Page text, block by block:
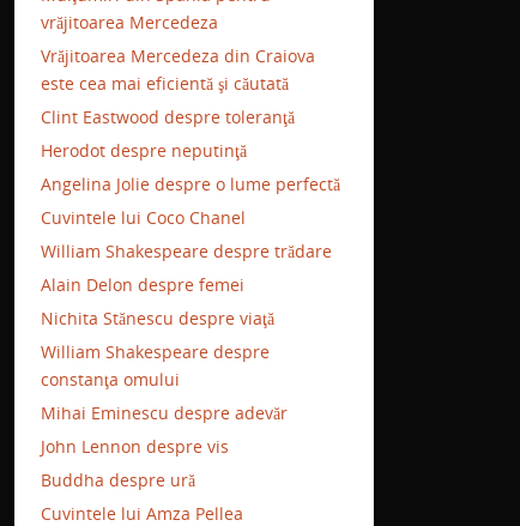
vrăjitoarea Mercedeza
Vrăjitoarea Mercedeza din Craiova
este cea mai eficientă şi căutată
Clint Eastwood despre toleranţă
Herodot despre neputinţă
Angelina Jolie despre o lume perfectă
Cuvintele lui Coco Chanel
William Shakespeare despre trădare
Alain Delon despre femei
Nichita Stănescu despre viaţă
William Shakespeare despre
constanţa omului
Mihai Eminescu despre adevăr
John Lennon despre vis
Buddha despre ură
Cuvintele lui Amza Pellea